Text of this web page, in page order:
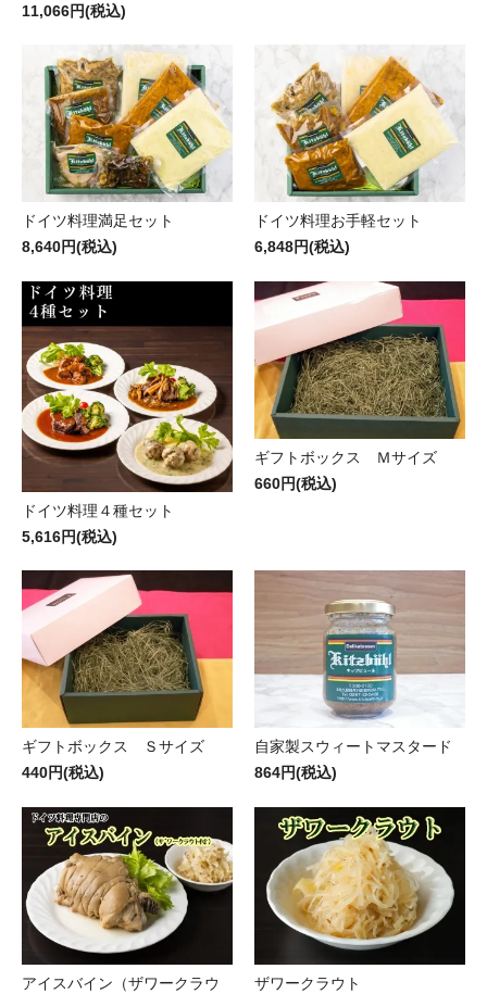
11,066円(税込)
ドイツ料理満足セット
8,640円(税込)
ドイツ料理お手軽セット
6,848円(税込)
ドイツ料理４種セット
5,616円(税込)
ギフトボックス Ｍサイズ
660円(税込)
ギフトボックス Ｓサイズ
440円(税込)
自家製スウィートマスタード
864円(税込)
アイスバイン（ザワークラウ
ザワークラウト